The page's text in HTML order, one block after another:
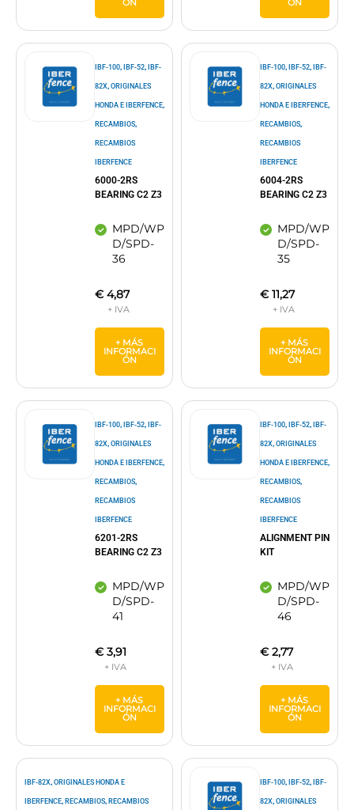
ÓN ÓN
IBF-100, IBF-52, IBF-
82X, ORIGINALES
HONDA E IBERFENCE,
RECAMBIOS,
RECAMBIOS
IBERFENCE
6000-2RS
BEARING C2 Z3
MPD/WP
D/SPD-
36
€4,87
+ MÁS
INFORMACI
ÓN
IBF-100, IBF-52, IBF-
82X, ORIGINALES
HONDA E IBERFENCE,
RECAMBIOS,
RECAMBIOS
IBERFENCE
6004-2RS
BEARING C2 Z3
MPD/WP
D/SPD-
35
€11,27
+ MÁS
INFORMACI
ÓN
IBF-100, IBF-52, IBF-
82X, ORIGINALES
HONDA E IBERFENCE,
RECAMBIOS,
RECAMBIOS
IBERFENCE
6201-2RS
BEARING C2 Z3
MPD/WP
D/SPD-
41
€3,91
+ MÁS
INFORMACI
ÓN
IBF-100, IBF-52, IBF-
82X, ORIGINALES
HONDA E IBERFENCE,
RECAMBIOS,
RECAMBIOS
IBERFENCE
ALIGNMENT PIN
KIT
MPD/WP
D/SPD-
46
€2,77
+ MÁS
INFORMACI
ÓN
IBF-82X, ORIGINALES HONDA E
IBERFENCE, RECAMBIOS, RECAMBIOS
IBF-100, IBF-52, IBF-
82X, ORIGINALES